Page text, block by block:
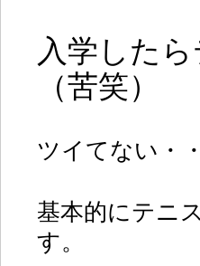
入学した
（苦笑）
ツイてない・
基本的にテニ
す。